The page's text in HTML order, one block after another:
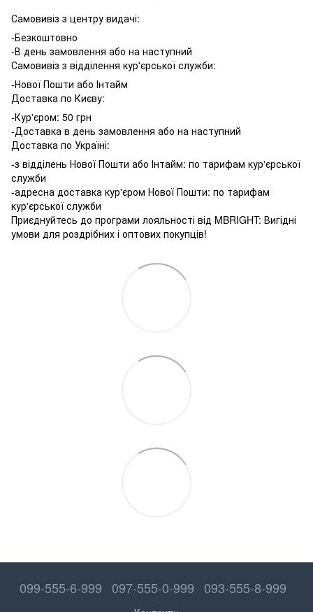
Самовивіз з центру видачі:
-Безкоштовно
-В день замовлення або на наступний
Самовивіз з відділення кур'єрської служби:
-Нової Пошти або Інтайм
Доставка по Києву:
-Кур'єром: 50 грн
-Доставка в день замовлення або на наступний
Доставка по Україні:
-з відділень Нової Пошти або Інтайм: по тарифам кур'єрської
служби
-адресна доставка кур'єром Нової Пошти: по тарифам
кур'єрської служби
Приєднуйтесь до програми лояльності від MBRIGHT: Вигідні
умови для роздрібних і оптових покупців!
099-555-6-999 097-555-0-999 093-555-8-999